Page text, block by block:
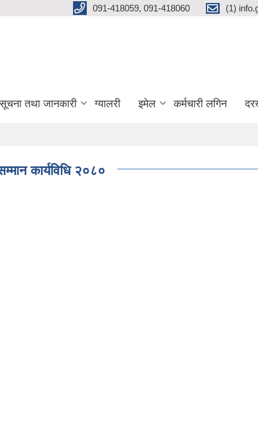
091-418059, 091-418060 (1)
सूचना तथा जानकारी ग्यालरी इमेल कर्मचारी लगिन
कार्यविधि २०८०